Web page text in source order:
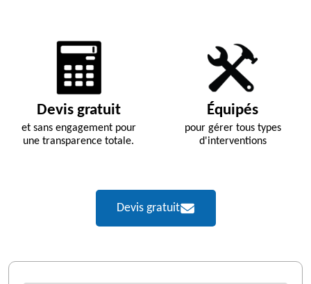
Devis gratuit
et sans engagement pour
une transparence totale.
Équipés
pour gérer tous types
d'interventions
Devis gratuit